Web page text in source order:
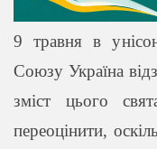
9 травня в
Союзу Україна
зміст цього
переоцінити,